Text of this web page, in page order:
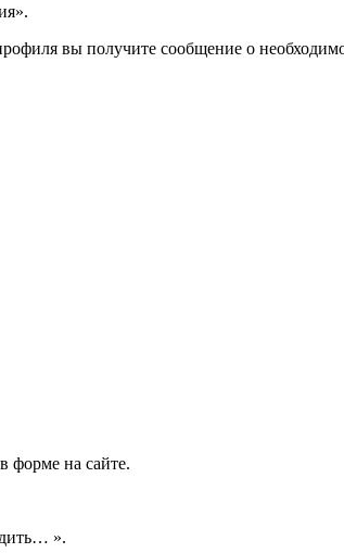
вы получите сообщение о
форме на сайте.
».